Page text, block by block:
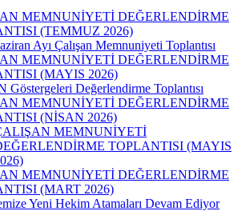
MEMNUNİYETİ DEĞERLENDİRME
(TEMMUZ 2026)
Ayı Çalışan Memnuniyeti Toplantısı
MEMNUNİYETİ DEĞERLENDİRME
(MAYIS 2026)
Göstergeleri Değerlendirme Toplantısı
MEMNUNİYETİ DEĞERLENDİRME
(NİSAN 2026)
MEMNUNİYETİ
TOPLANTISI (MAYIS
MEMNUNİYETİ DEĞERLENDİRME
(MART 2026)
Yeni Hekim Atamaları Devam Ediyor